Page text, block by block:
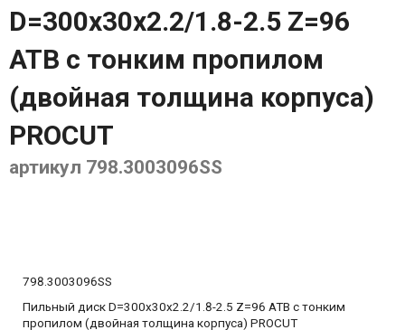
D=300x30x2.2/1.8-2.5 Z=96
ATB с тонким пропилом
(двойная толщина корпуса)
PROCUT
артикул 798.3003096SS
798.3003096SS
Пильный диск D=300x30x2.2/1.8-2.5 Z=96 ATB с тонким
пропилом (двойная толщина корпуса) PROCUT